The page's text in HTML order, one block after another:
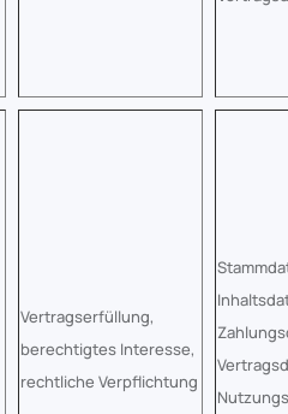
Vertragserfüllung,
berechtigtes Interesse,
rechtliche Verpflichtung